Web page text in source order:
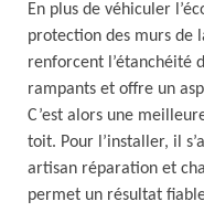
En plus de véhiculer
protection des murs de
renforcent l’étanchéité
rampants et offre un
C’est alors une
toit. Pour l’installer, il
artisan réparation et
permet un résultat